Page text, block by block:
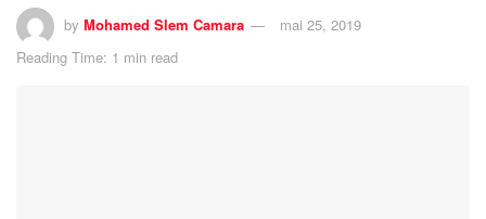
by Mohamed Slem Camara
mai 25, 2019
Reading Time: 1 min read